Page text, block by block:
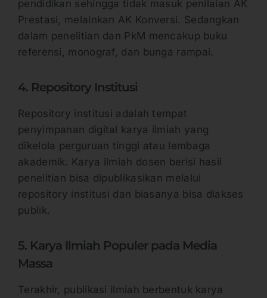
pendidikan sehingga tidak masuk penilaian AK
Prestasi, melainkan AK Konversi. Sedangkan
dalam penelitian dan PkM mencakup buku
referensi, monograf, dan bunga rampai.
4. Repository Institusi
Repository institusi adalah tempat
penyimpanan digital karya ilmiah yang
dikelola perguruan tinggi atau lembaga
akademik. Karya ilmiah dosen berisi hasil
penelitian bisa dipublikasikan melalui
repository institusi dan biasanya bisa diakses
publik.
5. Karya Ilmiah Populer pada Media
Massa
Terakhir, publikasi ilmiah berbentuk karya